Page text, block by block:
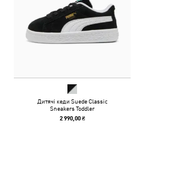
Дитячі кеди Suede Classic
Sneakers Toddler
2 990,00 ₴